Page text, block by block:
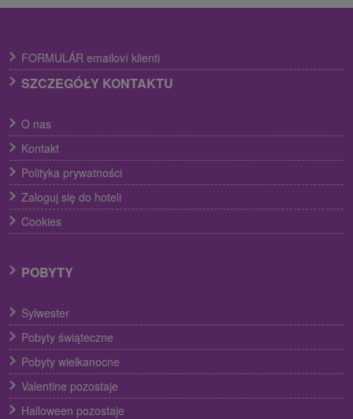
FORMULÁR emailoví klienti
SZCZEGÓŁY KONTAKTU
O nas
Kontakt
Polityka prywatności
Zaloguj się do hoteli
Cookies
POBYTY
Sylwester
Pobyty świąteczne
Pobyty wielkanocne
Valentine pozostaje
Halloween pozostaje